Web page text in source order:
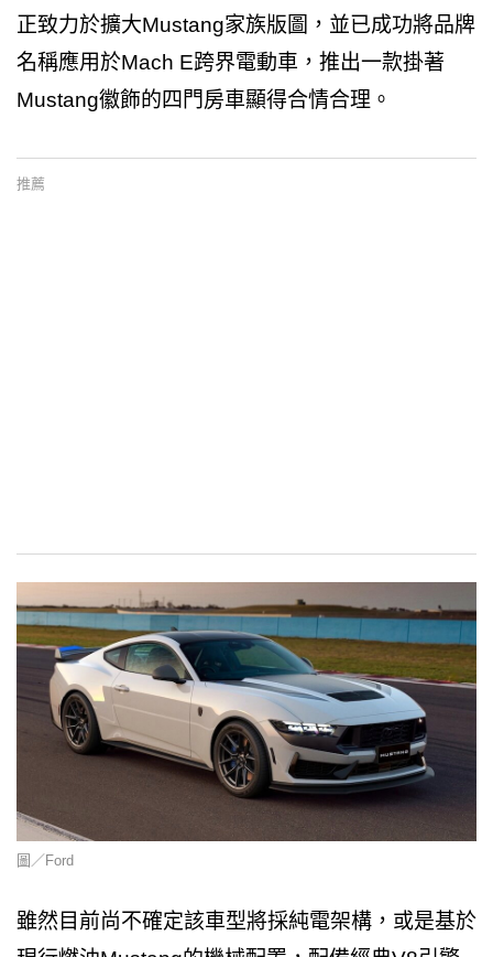
正致力於擴大Mustang家族版圖，並已成功將品牌
名稱應用於Mach E跨界電動車，推出一款掛著
Mustang徽飾的四門房車顯得合情合理。
圖／Ford
雖然目前尚不確定該車型將採純電架構，或是基於